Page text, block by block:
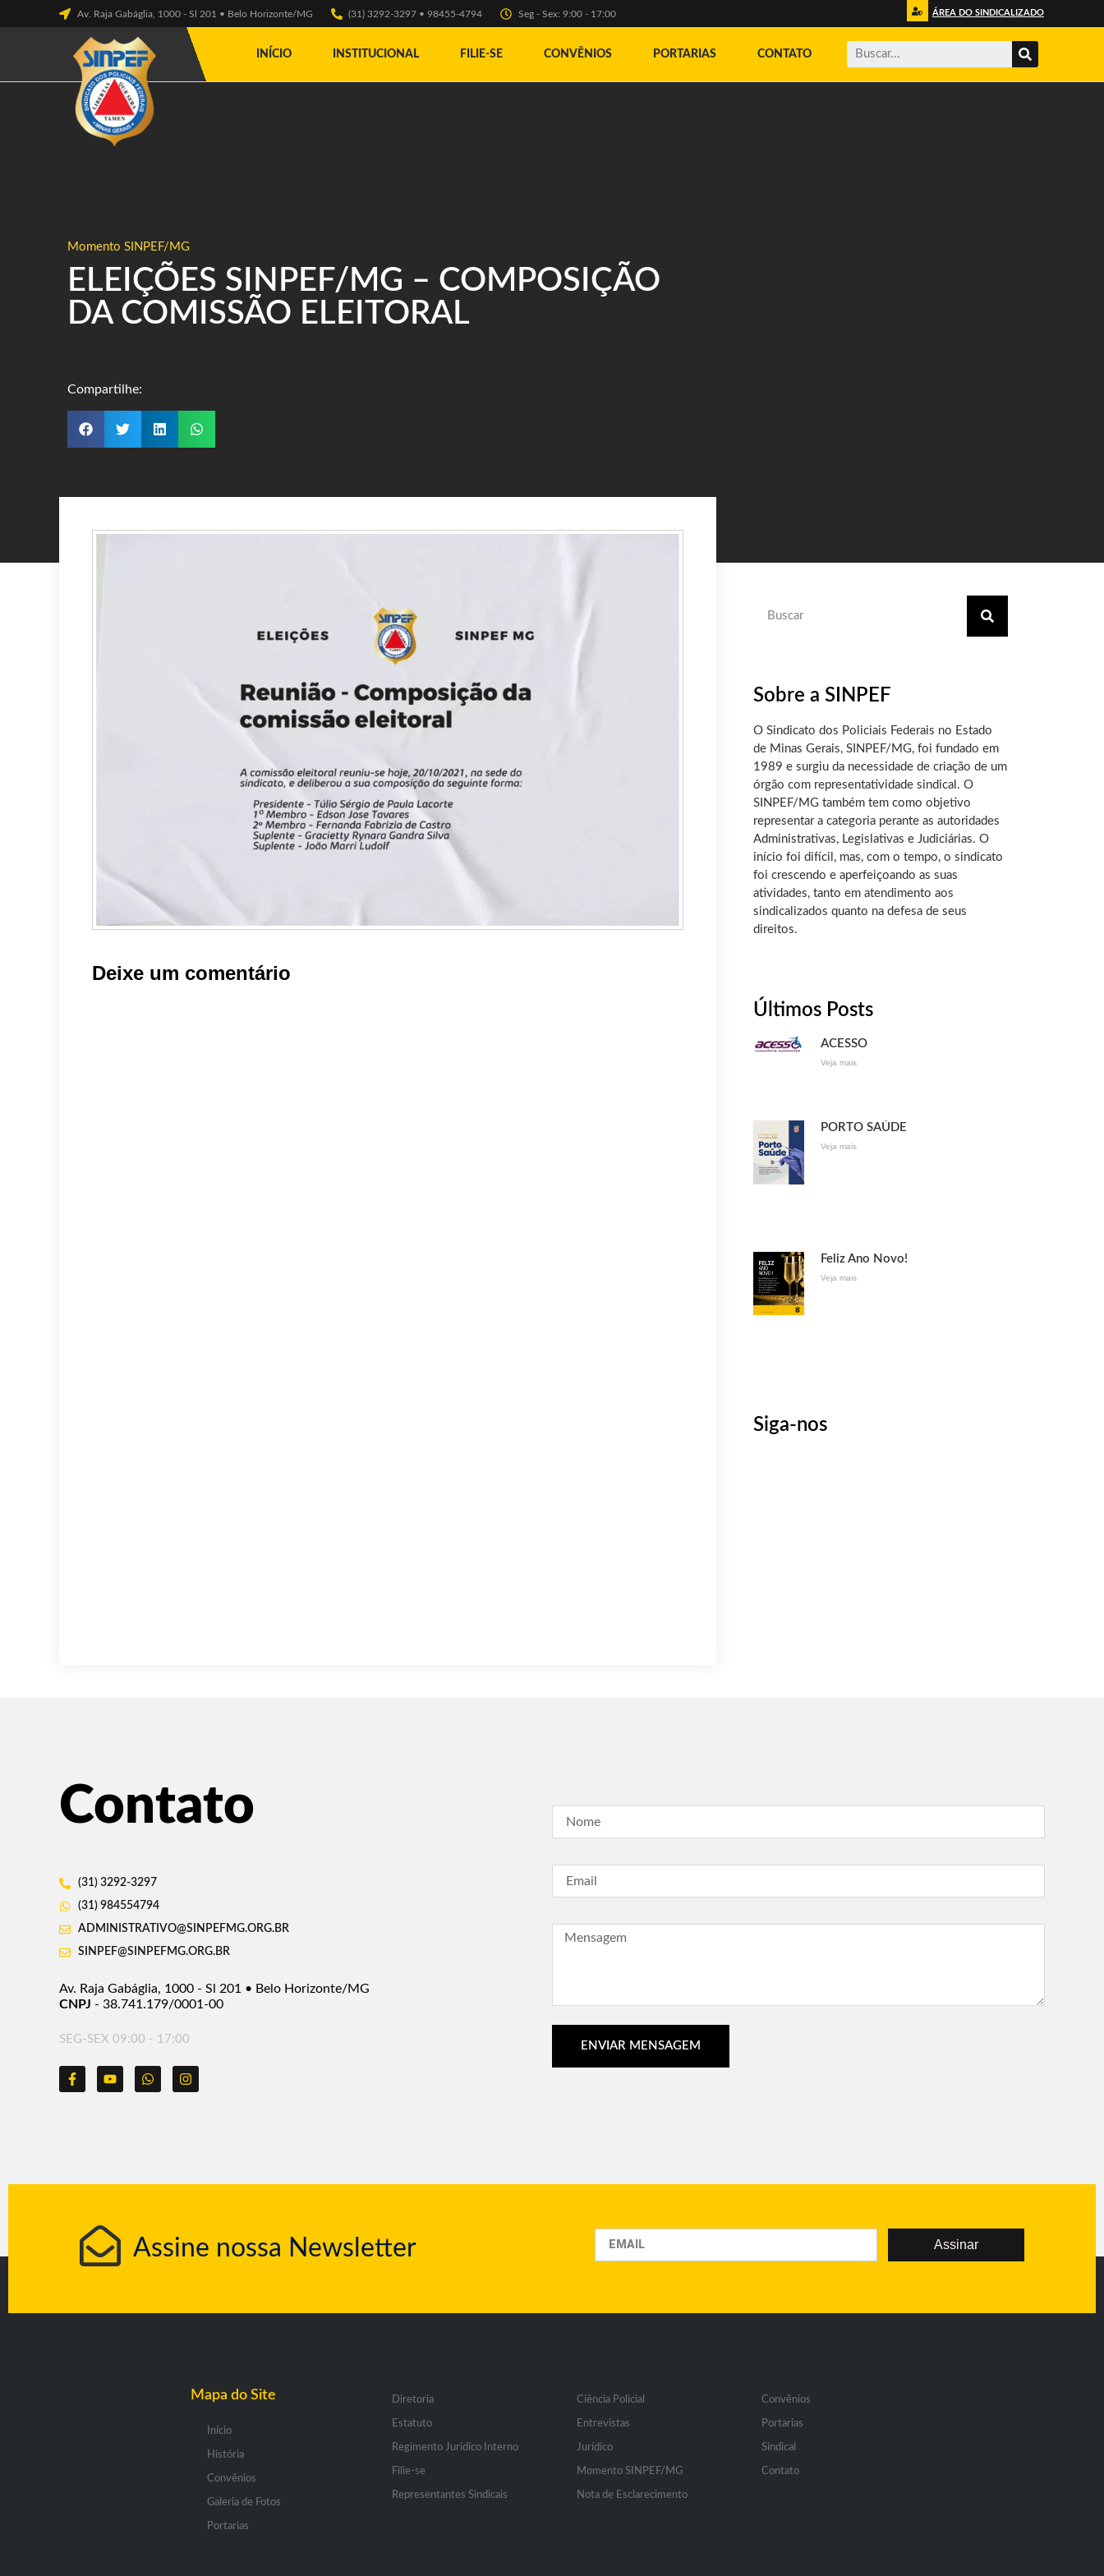
Av. Raja Gabáglia, 1000 - Sl 201 • Belo Horizonte/MG (31) 3292-3297 • 98455-4794 Seg - Sex: 9:00 - 17:00 ÁREA DO SINDICALIZADO
INÍCIO INSTITUCIONAL FILIE-SE CONVÊNIOS PORTARIAS CONTATO
Momento SINPEF/MG
ELEIÇÕES SINPEF/MG – COMPOSIÇÃO
DA COMISSÃO ELEITORAL
Compartilhe:
Deixe um comentário
Sobre a SINPEF
O Sindicato dos Policiais Federais no Estado
de Minas Gerais, SINPEF/MG, foi fundado em
1989 e surgiu da necessidade de criação de um
órgão com representatividade sindical. O
SINPEF/MG também tem como objetivo
representar a categoria perante as autoridades
Administrativas, Legislativas e Judiciárias. O
início foi difícil, mas, com o tempo, o sindicato
foi crescendo e aperfeiçoando as suas
atividades, tanto em atendimento aos
sindicalizados quanto na defesa de seus
direitos.
Últimos Posts
ACESSO
Veja mais
PORTO SAÚDE
Veja mais
Feliz Ano Novo!
Veja mais
Siga-nos
Contato
(31) 3292-3297
(31) 984554794
ADMINISTRATIVO@SINPEFMG.ORG.BR
SINPEF@SINPEFMG.ORG.BR
Av. Raja Gabáglia, 1000 - Sl 201 • Belo Horizonte/MG
CNPJ - 38.741.179/0001-00
SEG-SEX 09:00 - 17:00 ENVIAR MENSAGEM
Assine nossa Newsletter Assinar
Mapa do Site
Início
História
Convênios
Galeria de Fotos
Portarias
Diretoria
Estatuto
Regimento Jurídico Interno
Filie-se
Representantes Sindicais
Ciência Policial
Entrevistas
Jurídico
Momento SINPEF/MG
Nota de Esclarecimento
Convênios
Portarias
Sindical
Contato